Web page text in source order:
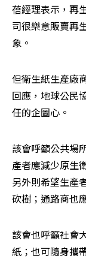
蓓經理表示，再
司很樂意販賣再
象。
但衛生紙生產廠
回應，地球公民
任的企圖心。
該會呼籲公共場
產者應減少原生
另外則希望生產
砍樹；通路商也
該會也呼籲社會
紙；也可隨身攜